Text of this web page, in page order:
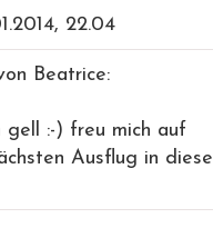
22.04
Beatrice:
gell :-) freu mich auf
Ausflug in diese